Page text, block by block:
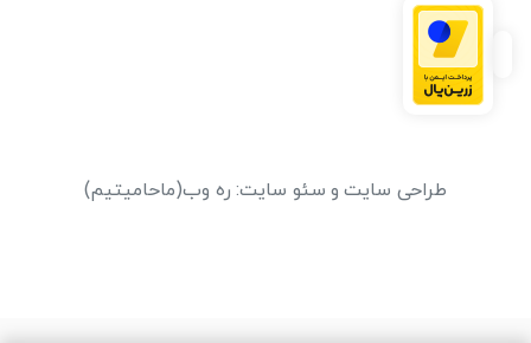
طراحی سایت و سئو سایت: ره وب(ماحامیتیم)